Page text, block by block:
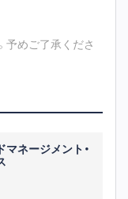
予めご了承くださ
ネージメント・